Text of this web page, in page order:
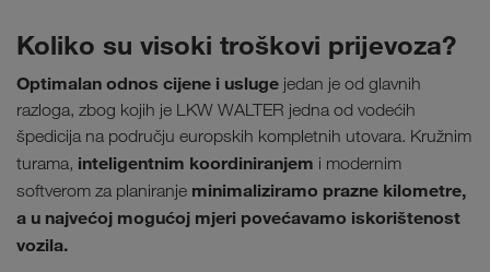
Koliko su visoki troškovi prijevoza?
Optimalan odnos cijene i usluge jedan je od glavnih
razloga, zbog kojih je LKW WALTER jedna od vodećih
špedicija na području europskih kompletnih utovara. Kružnim
turama, inteligentnim koordiniranjem i modernim
softverom za planiranje minimaliziramo prazne kilometre,
a u najvećoj mogućoj mjeri povećavamo iskorištenost
vozila.